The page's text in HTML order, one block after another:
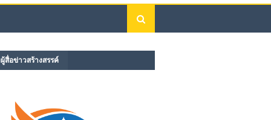
สื่อข่าวสร้างสรรค์​